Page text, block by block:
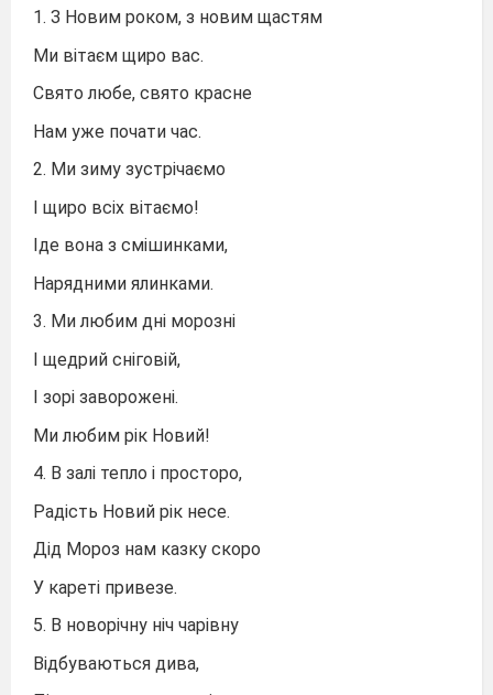
1. З Новим роком, з новим щастям
Ми вітаєм щиро вас.
Свято любе, свято красне
Нам уже почати час.
2. Ми зиму зустрічаємо
І щиро всіх вітаємо!
Іде вона з смішинками,
Нарядними ялинками.
3. Ми любим дні морозні
І щедрий сніговій,
І зорі заворожені.
Ми любим рік Новий!
4. В залі тепло і просторо,
Радість Новий рік несе.
Дід Мороз нам казку скоро
У кареті привезе.
5. В новорічну ніч чарівну
Відбуваються дива,